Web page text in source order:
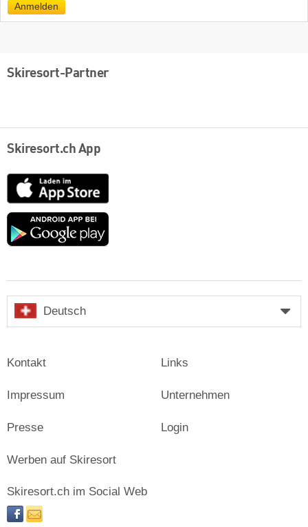
Anmelden
Skiresort-Partner
Skiresort.ch App
App
Store
Google
Deutsch
Kontakt
Impressum
Presse
Links
Unternehmen
Login
Werben auf Skiresort
Skiresort.ch im Social Web
facebooknewsletter